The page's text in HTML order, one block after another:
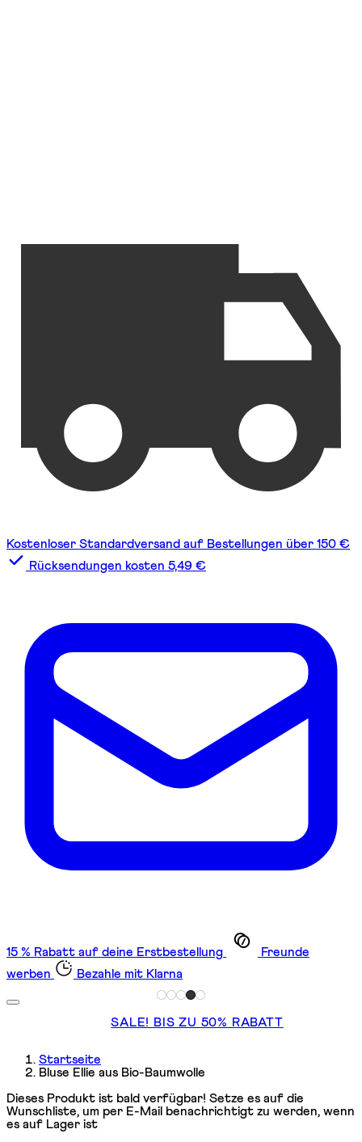
Kostenloser Standardversand auf Bestellungen über 150 €
Rücksendungen kosten 5,49 €
15 % Rabatt auf deine Erstbestellung
Freunde
werben
Bezahle mit Klarna
SALE! BIS ZU 50% RABATT
Startseite
Bluse Ellie aus Bio-Baumwolle
Dieses Produkt ist bald verfügbar! Setze es auf die
Wunschliste, um per E-Mail benachrichtigt zu werden, wenn
es auf Lager ist